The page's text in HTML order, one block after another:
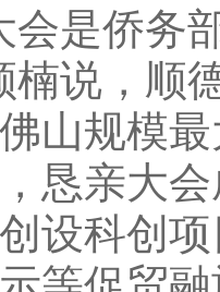
是侨务部
楠说，顺
山规模
亲大会
设科创